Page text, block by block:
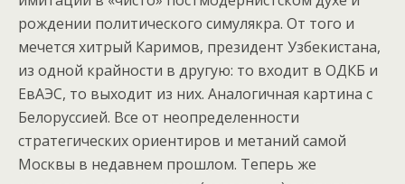
рождении политического симулякра. От того и
мечется хитрый Каримов, президент Узбекистана,
из одной крайности в другую: то входит в ОДКБ и
ЕвАЭС, то выходит из них. Аналогичная картина с
Белоруссией. Все от неопределенности
стратегических ориентиров и метаний самой
Москвы в недавнем прошлом. Теперь же